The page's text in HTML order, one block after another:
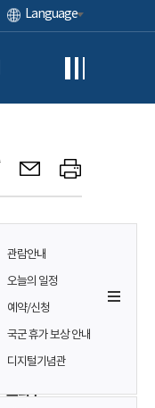
Language
관람안내
오늘의 일정
예약/신청
국군 휴가 보상 안내
디지털기념관
조회수